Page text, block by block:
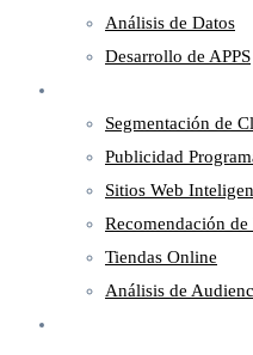
Análisis de Datos
Desarrollo de APPS
Segmentación de
Publicidad
Sitios Web
Recomendación
Tiendas Online
Análisis de